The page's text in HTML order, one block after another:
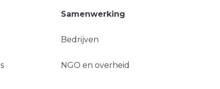
Samenwerking
Bedrijven
NGO en overheid